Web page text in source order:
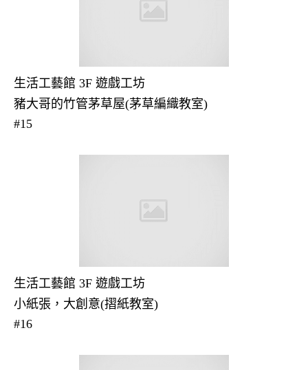
生活工藝館 3F 遊戲工坊
豬大哥的竹管茅草屋(茅草編織教室)
#15
生活工藝館 3F 遊戲工坊
小紙張，大創意(摺紙教室)
#16